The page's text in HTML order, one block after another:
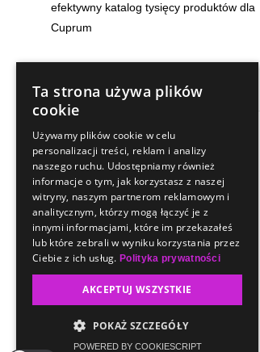
efektywny katalog tysięcy produktów dla
Cuprum
Baza wiedzy
audyty
content
e-commerce
marketing automation
Ta strona używa plików
cookie
Używamy plików cookie w celu
personalizacji treści, reklam i analizy
naszego ruchu. Udostępniamy również
informacje o tym, jak korzystasz z naszej
witryny, naszym partnerom reklamowym i
analitycznym, którzy mogą łączyć je z
innymi informacjami, które im przekazałeś
lub które zebrali w wyniku korzystania przez
Ciebie z ich usług.Polityka prywatności
AKCEPTUJ WSZYSTKIE
POKAŻ SZCZEGÓŁY
POWERED BY COOKIESCRIPT